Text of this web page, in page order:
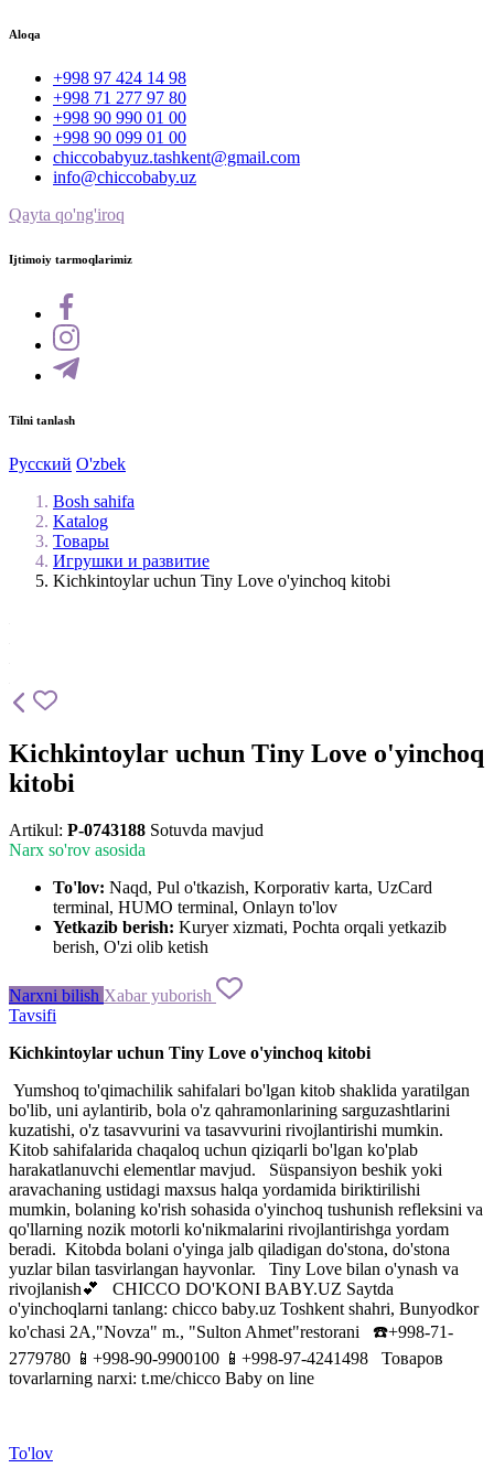
Aloqa
+998 97 424 14 98
+998 71 277 97 80
+998 90 990 01 00
+998 90 099 01 00
chiccobabyuz.tashkent@gmail.com
info@chiccobaby.uz
Qayta qo'ng'iroq
Ijtimoiy tarmoqlarimiz
Tilni tanlash
Русский O'zbek
Bosh sahifa
Katalog
Товары
Игрушки и развитие
Kichkintoylar uchun Tiny Love o'yinchoq kitobi
Kichkintoylar uchun Tiny Love o'yinchoq
kitobi
Artikul: P-0743188 Sotuvda mavjud
Narx so'rov asosida
To'lov: Naqd, Pul o'tkazish, Korporativ karta, UzCard
terminal, HUMO terminal, Onlayn to'lov
Yetkazib berish: Kuryer xizmati, Pochta orqali yetkazib
berish, O'zi olib ketish
Narxni bilish Xabar yuborish
Tavsifi
Kichkintoylar uchun Tiny Love o'yinchoq kitobi
Yumshoq to'qimachilik sahifalari bo'lgan kitob shaklida yaratilgan
bo'lib, uni aylantirib, bola o'z qahramonlarining sarguzashtlarini
kuzatishi, o'z tasavvurini va tasavvurini rivojlantirishi mumkin.
Kitob sahifalarida chaqaloq uchun qiziqarli bo'lgan ko'plab
harakatlanuvchi elementlar mavjud. Süspansiyon beshik yoki
aravachaning ustidagi maxsus halqa yordamida biriktirilishi
mumkin, bolaning ko'rish sohasida o'yinchoq tushunish refleksini va
qo'llarning nozik motorli ko'nikmalarini rivojlantirishga yordam
beradi. Kitobda bolani o'yinga jalb qiladigan do'stona, do'stona
yuzlar bilan tasvirlangan hayvonlar. Tiny Love bilan o'ynash va
rivojlanish💕 CHICCO DO'KONI BABY.UZ Saytda
o'yinchoqlarni tanlang: chicco baby.uz Toshkent shahri, Bunyodkor
ko'chasi 2A,"Novza" m., "Sulton Ahmet"restorani ☎️+998-71-
2779780 📱+998-90-9900100 📱+998-97-4241498 Товаров
tovarlarning narxi: t.me/chicco Baby on line
To'lov